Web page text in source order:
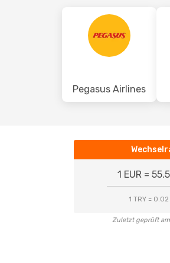
Pegasus Airlines
1 EUR =
1 TRY = 0.02
Zuletzt geprüft